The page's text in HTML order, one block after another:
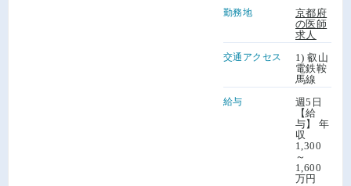
勤務地
京都府
の医師
求人
交通アクセス
1) 叡山
電鉄鞍
馬線
給与
週5日
【給
与】 年
収
1,300
～
1,600
万円